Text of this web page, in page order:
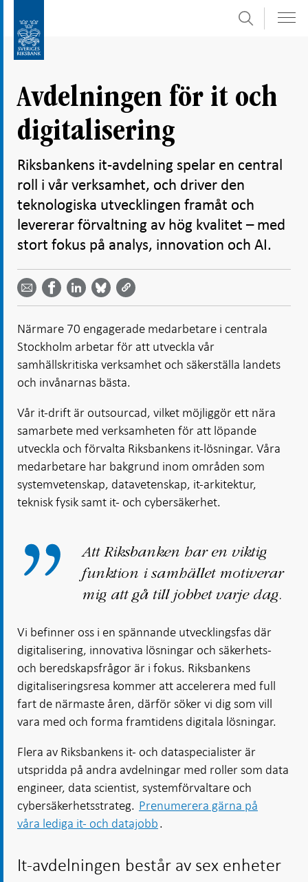
direkt
undersidor
Sök
Avdelningen för it och
digitalisering
Riksbankens it-avdelning spelar en central
roll i vår verksamhet, och driver den
teknologiska utvecklingen framåt och
levererar förvaltning av hög kvalitet – med
stort fokus på analys, innovation och AI.
Dela
email -
Öppnas
i ny flik
Dela på
Facebook
- Öppnas
Dela på
LinkedIn
-
Öppnas
i ny flik
på
Bluesky
-
i ny flik
på
Twitter
-
i ny flik
Närmare 70 engagerade medarbetare i centrala
Stockholm arbetar för att utveckla vår
samhällskritiska verksamhet och säkerställa landets
och invånarnas bästa.
Vår it-drift är outsourcad, vilket möjliggör ett nära
samarbete med verksamheten för att löpande
utveckla och förvalta Riksbankens it-lösningar. Våra
medarbetare har bakgrund inom områden som
systemvetenskap, datavetenskap, it-arkitektur,
teknisk fysik samt it- och cybersäkerhet.
Att Riksbanken har en viktig
funktion i samhället motiverar
mig att gå till jobbet varje dag.
Vi befinner oss i en spännande utvecklingsfas där
digitalisering, innovativa lösningar och säkerhets-
och beredskapsfrågor är i fokus. Riksbankens
digitaliseringsresa kommer att accelerera med full
fart de närmaste åren, därför söker vi dig som vill
vara med och forma framtidens digitala lösningar.
Flera av Riksbankens it- och dataspecialister är
utspridda på andra avdelningar med roller som data
engineer, data scientist, systemförvaltare och
cybersäkerhetsstrateg. Prenumerera gärna på
våra lediga it- och datajobb.
It-avdelningen består av sex enheter